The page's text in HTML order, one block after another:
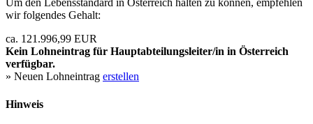
Um den Lebensstandard in Österreich halten zu können, empfehlen
wir folgendes Gehalt:
ca. 121.996,99 EUR
Kein Lohneintrag für Hauptabteilungsleiter/in in Österreich
verfügbar.
» Neuen Lohneintrag erstellen
Hinweis